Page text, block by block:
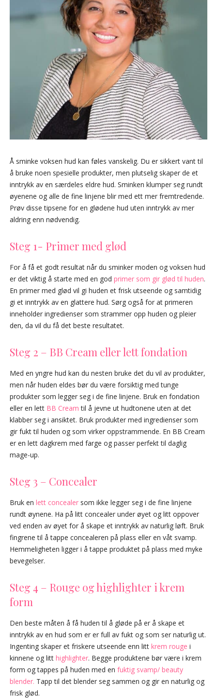
Å sminke voksen hud kan føles vanskelig. Du er sikkert vant til
å bruke noen spesielle produkter, men plutselig skaper de et
inntrykk av en særdeles eldre hud. Sminken klumper seg rundt
øyenene og alle de fine linjene blir med ett mer fremtredende.
Prøv disse tipsene for en glødene hud uten inntrykk av mer
aldring enn nødvendig.
Steg 1- Primer med glød
For å få et godt resultat når du sminker moden og voksen hud
er det viktig å starte med en god primer som gir glød til huden.
En primer med glød vil gi huden et frisk utseende og samtidig
gi et inntrykk av en glattere hud. Sørg også for at primeren
inneholder ingredienser som strammer opp huden og pleier
den, da vil du få det beste resultatet.
Steg 2 – BB Cream eller lett fondation
Med en yngre hud kan du nesten bruke det du vil av produkter,
men når huden eldes bør du være forsiktig med tunge
produkter som legger seg i de fine linjene. Bruk en fondation
eller en lett BB Cream til å jevne ut hudtonene uten at det
klabber seg i ansiktet. Bruk produkter med ingredienser som
gir fukt til huden og som virker oppstrammende. En BB Cream
er en lett dagkrem med farge og passer perfekt til daglig
mage-up.
Steg 3 – Concealer
Bruk en lett concealer som ikke legger seg i de fine linjene
rundt øynene. Ha på litt concealer under øyet og litt oppover
ved enden av øyet for å skape et inntrykk av naturlig løft. Bruk
fingrene til å tappe concealeren på plass eller en våt svamp.
Hemmeligheten ligger i å tappe produktet på plass med myke
bevegelser.
Steg 4 – Rouge og highlighter i krem
form
Den beste måten å få huden til å gløde på er å skape et
inntrykk av en hud som er er full av fukt og som ser naturlig ut.
Ingenting skaper et friskere utseende enn litt krem rouge i
kinnene og litt highlighter. Begge produktene bør være i krem
form og tappes på huden med en fuktig svamp/ beauty
blender. Tapp til det blender seg sammen og gir en naturlig og
frisk glød.